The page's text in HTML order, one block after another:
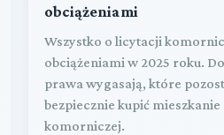
obciążeniami
Wszystko o licytacji
obciążeniami w 2025 roku.
prawa wygasają, które
bezpiecznie kupić mieszkanie
komorniczej.